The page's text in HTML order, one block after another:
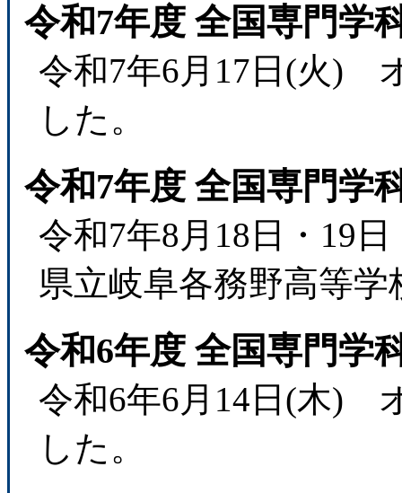
令和7年度 全国専門学
令和7年6月17日(火)
した。
令和7年度 全国専門学
令和7年8月18日・19
県立岐阜各務野高等学
令和6年度 全国専門学
令和6年6月14日(木)
した。